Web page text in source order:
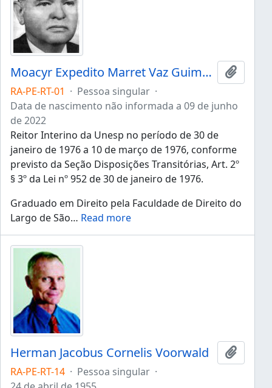
Moacyr Expedito Marret Vaz Guimarães
RA-PE-RT-01 · Pessoa singular ·
Data de nascimento não informada a 09 de junho
de 2022
Reitor Interino da Unesp no período de 30 de
janeiro de 1976 a 10 de março de 1976, conforme
previsto da Seção Disposições Transitórias, Art. 2º
§ 3º da Lei nº 952 de 30 de janeiro de 1976.
Graduado em Direito pela Faculdade de Direito do
Largo de São… Read more
Herman Jacobus Cornelis Voorwald
RA-PE-RT-14 · Pessoa singular ·